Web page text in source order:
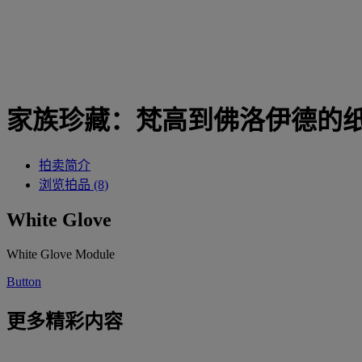
家族珍藏：梵高到佛洛伊德的
拍卖简介
浏览拍品 (8)
White Glove
White Glove Module
Button
更多精彩内容